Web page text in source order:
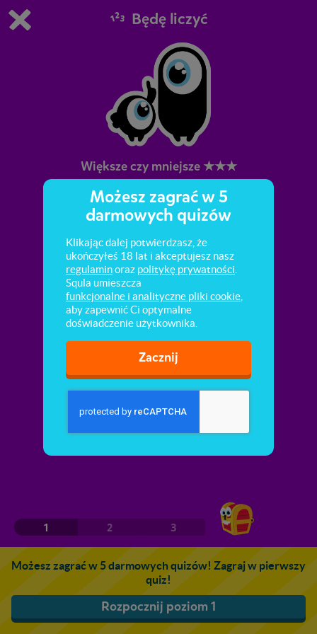
Grasz w wersję demonstracyjną Squli
Kup teraz!
0
Będę liczyć
Większe czy mniejsze ★★★
Porównywanie wielkości i długości różnych
przedmiotów.
1 2 3
Możesz zagrać w 5 darmowych quizów! Zagraj w pierwszy
quiz!
Rozpocznij poziom 1
Możesz zagrać w 5
darmowych quizów
Klikając dalej potwierdzasz, że
ukończyłeś 18 lat i akceptujesz nasz
regulaminoraz politykę prywatności
Squla umieszcza
funkcjonalne i analityczne pliki cookie
aby zapewnić Ci optymalne
doświadczenie użytkownika.
Zacznij